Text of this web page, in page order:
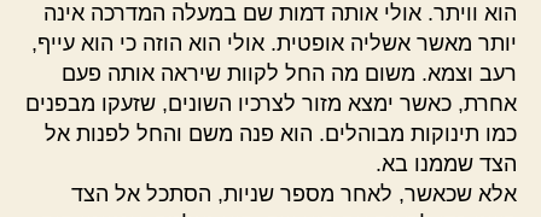
הוא וויתר. אולי אותה דמות שם במעלה המדרכה אינה
יותר מאשר אשליה אופטית. אולי הוא הוזה כי הוא עייף,
רעב וצמא. משום מה החל לקוות שיראה אותה פעם
אחרת, כאשר ימצא מזור לצרכיו השונים, שזעקו מבפנים
כמו תינוקות מבוהלים. הוא פנה משם והחל לפנות אל
הצד שממנו בא.
אלא שכאשר, לאחר מספר שניות, הסתכל אל הצד